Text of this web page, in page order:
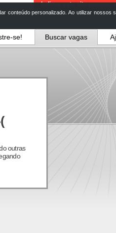
Indique este site para um
se! Buscar vagas
outras
conteúdo personalizado. Ao utilizar nossos